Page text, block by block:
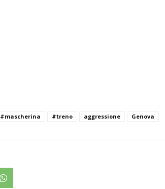
#mascherina #treno aggressione Genova